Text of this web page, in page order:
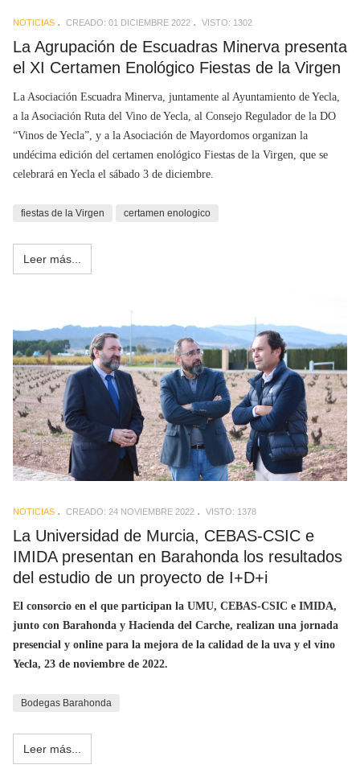
NOTICIAS CREADO: 01 DICIEMBRE 2022 VISTO: 1302
La Agrupación de Escuadras Minerva presenta
el XI Certamen Enológico Fiestas de la Virgen
La Asociación Escuadra Minerva, juntamente al Ayuntamiento de Yecla,
a la Asociación Ruta del Vino de Yecla, al Consejo Regulador de la DO
“Vinos de Yecla”, y a la Asociación de Mayordomos organizan la
undécima edición del certamen enológico Fiestas de la Virgen, que se
celebrará en Yecla el sábado 3 de diciembre.
fiestas de la Virgen certamen enologico
Leer más...
NOTICIAS CREADO: 24 NOVIEMBRE 2022 VISTO: 1378
La Universidad de Murcia, CEBAS-CSIC e
IMIDA presentan en Barahonda los resultados
del estudio de un proyecto de I+D+i
El consorcio en el que participan la UMU, CEBAS-CSIC e IMIDA,
junto con Barahonda y Hacienda del Carche, realizan una jornada
presencial y online para la mejora de la calidad de la uva y el vino
Yecla, 23 de noviembre de 2022.
Bodegas Barahonda
Leer más...